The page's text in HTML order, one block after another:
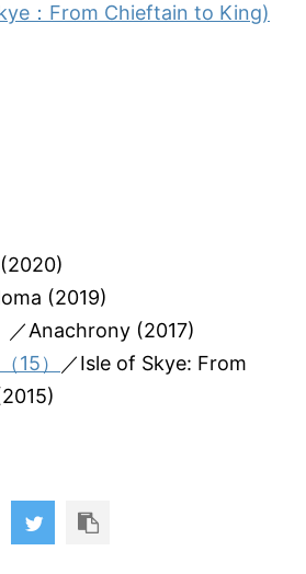
：From Chieftain to King)
(2019)
／Anachrony (2017)
15）
／Isle of Skye: From